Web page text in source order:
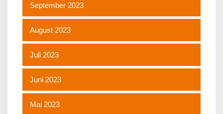
September 2023
August 2023
Juli 2023
Juni 2023
Mai 2023